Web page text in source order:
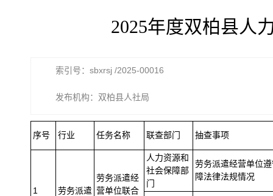
2025年度双柏县人
索引号：sbxrsj /2025-00016
发布机构：双柏县人社局
序号 行业 任务名称 联查部门 抽查事项
1 劳务派遣
劳务派遣经
营单位联合
人力资源和
社会保障部
门
劳务派遣经营单位
障法律法规情况